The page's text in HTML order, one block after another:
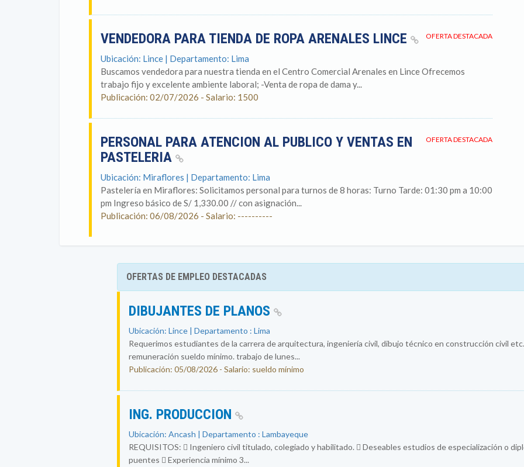
OFERTA DESTACADA
VENDEDORA PARA TIENDA DE ROPA ARENALES LINCE
Ubicación: Lince | Departamento: Lima
Buscamos vendedora para nuestra tienda en el Centro Comercial Arenales en Lince Ofrecemos
trabajo fijo y excelente ambiente laboral; -Venta de ropa de dama y...
Publicación: 02/07/2026 - Salario: 1500
OFERTA DESTACADA
PERSONAL PARA ATENCION AL PUBLICO Y VENTAS EN
PASTELERIA
Ubicación: Miraflores | Departamento: Lima
Pastelería en Miraflores: Solicitamos personal para turnos de 8 horas: Turno Tarde: 01:30 pm a 10:00
pm Ingreso básico de S/ 1,330.00 // con asignación...
Publicación: 06/08/2026 - Salario: ----------
OFERTAS DE EMPLEO DESTACADAS
DIBUJANTES DE PLANOS
Ubicación: Lince | Departamento : Lima
Requerimos estudiantes de la carrera de arquitectura, ingeniería civil, dibujo técnico en construcción civil
remuneración sueldo mínimo. trabajo de lunes...
Publicación: 05/08/2026 - Salario: sueldo mínimo
ING. PRODUCCION
Ubicación: Ancash | Departamento : Lambayeque
REQUISITOS:  Ingeniero civil titulado, colegiado y habilitado.  Deseables estudios de especialización o
puentes  Experiencia mínimo 3...